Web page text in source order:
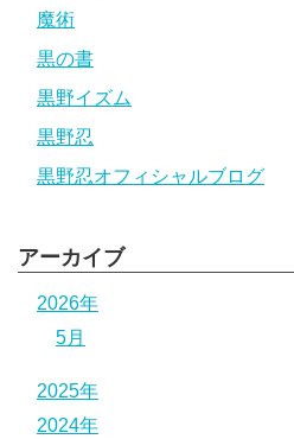
魔術
黒の書
黒野イズム
黒野忍
黒野忍オフィシャルブログ
アーカイブ
2026年
5月
2025年
2024年